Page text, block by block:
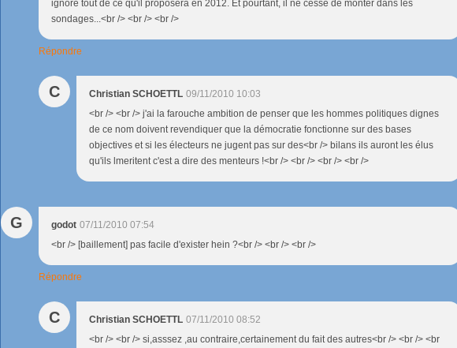
ignore tout de ce qu'il proposera en 2012. Et pourtant, il ne cesse de monter dans les
sondages...<br /> <br /> <br />
Répondre
C Christian SCHOETTL 09/11/2010 10:03
<br /> <br /> j'ai la farouche ambition de penser que les hommes politiques dignes
de ce nom doivent revendiquer que la démocratie fonctionne sur des bases
objectives et si les électeurs ne jugent pas sur des<br /> bilans ils auront les élus
qu'ils lmeritent c'est a dire des menteurs !<br /> <br /> <br /> <br />
G godot 07/11/2010 07:54
<br /> [baillement] pas facile d'exister hein ?<br /> <br /> <br />
Répondre
C Christian SCHOETTL 07/11/2010 08:52
<br /> <br /> si,asssez ,au contraire,certainement du fait des autres<br /> <br /> <br